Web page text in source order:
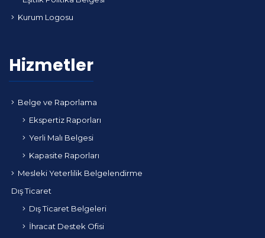
Kurum Logosu
Hizmetler
Belge ve Raporlama
Ekspertiz Raporları
Yerli Malı Belgesi
Kapasite Raporları
Mesleki Yeterlilik Belgelendirme
Dış Ticaret
Dış Ticaret Belgeleri
İhracat Destek Ofisi